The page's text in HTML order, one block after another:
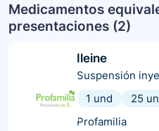
Medicamentos
presentaciones (2)
Ileine
Suspensión
1 und
25
Profamilia